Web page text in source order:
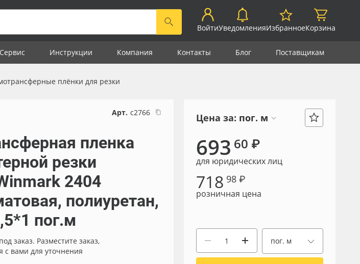
ВойтиУведомленияИзбранноеКорзина
Сервис Инструкции Компания Контакты Блог Поставщикам
плёнки для резки
Арт. с2766
пленка
резки
2404
полиуретан,
пог.м
заказ. Разместите заказ,
с вами для уточнения
Цена за: пог. м
693 60 ₽
для юридических лиц
718 98 ₽
розничная цена
пог. м